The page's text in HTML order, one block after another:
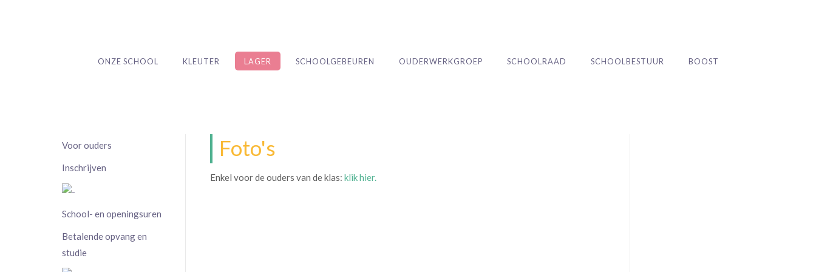
ONZE SCHOOL KLEUTER LAGER SCHOOLGEBEUREN OUDERWERKGROEP SCHOOLRAAD SCHOOLBESTUUR BOOST
Voor ouders
Inschrijven
School- en openingsuren
Betalende opvang en
studie
Foto's
Enkel voor de ouders van de klas: klik hier.